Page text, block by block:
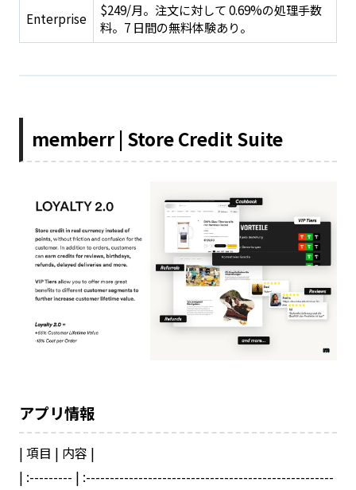
Enterprise
$249/月。注文に対して 0.69%の処理手数
料。7 日間の無料体験あり。
memberr | Store Credit Suite
アプリ情報
| 項目 | 内容 |
| :--------- | :----------------------------------------------------